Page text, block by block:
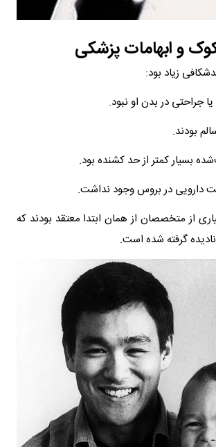
و ابهامات پزشکی
زیاد بود:
جراحتی در بدن او نبود.
بودند.
بسیار کمتر از حد کشنده بود.
دارویی در بروس وجود نداشت.
از متخصصان از همان ابتدا معتقد بودند که
گرفته شده است.